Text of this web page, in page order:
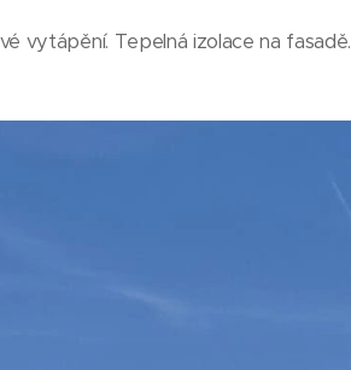
vytápění. Tepelná izolace na fasadě.